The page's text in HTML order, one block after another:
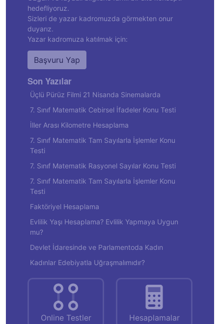
hedefliyoruz.
Sizleri de yazar kadromuzda görmekten onur
duyarız.
Yazar kadromuza katılmak için:
Başvuru Yap
Son Yazılar
Üçlü Pürüz Filmi 21 Nisanda Sinemalarda
7. Sınıf Matematik Cebirsel İfadeler Konu Testi
İller Arası Kilometre Hesaplama
7. Sınıf Matematik Tam Sayılarla İşlemler Konu
Testi
7. Sınıf Matematik Rasyonel Sayılar Konu Testi
7. Sınıf Matematik Tam Sayılarla İşlemler Konu
Testi
Faktöriyel Hesaplama
Evlilik Yaşı Hesaplama? Evlilik Yapmaya Uygun
mu?
Devlet İdaresinde ve Parlamentoda Kadın
Kadınlar Edebiyatla Uğraşmalımıdır?
Online Testler Hesaplamalar